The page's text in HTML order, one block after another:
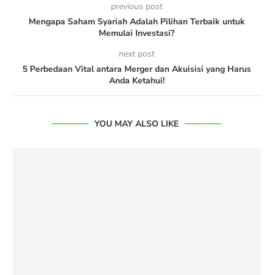
previous post
Mengapa Saham Syariah Adalah Pilihan Terbaik untuk
Memulai Investasi?
next post
5 Perbedaan Vital antara Merger dan Akuisisi yang Harus
Anda Ketahui!
YOU MAY ALSO LIKE